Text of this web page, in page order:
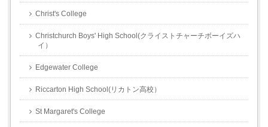
Christ's College
Christchurch Boys' High School(クライストチャーチボーイズハ
イ）
Edgewater College
Riccarton High School(リカトン高校）
St Margaret's College